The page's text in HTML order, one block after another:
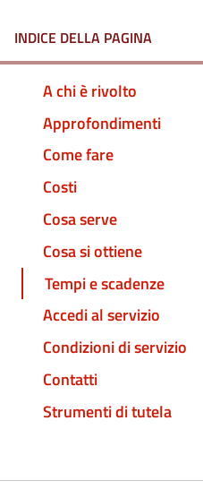
INDICE DELLA PAGINA
A chi è rivolto
Approfondimenti
Come fare
Costi
Cosa serve
Cosa si ottiene
Tempi e scadenze
Accedi al servizio
Condizioni di servizio
Contatti
Strumenti di tutela